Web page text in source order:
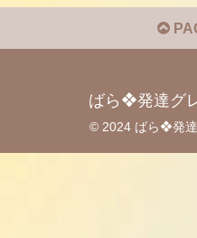
ばら❖発達グ
© 2024 ばら❖発